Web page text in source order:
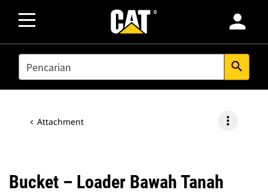
person
SEARCH search
Attachment more_vert
Bucket – Loader Bawah Tanah